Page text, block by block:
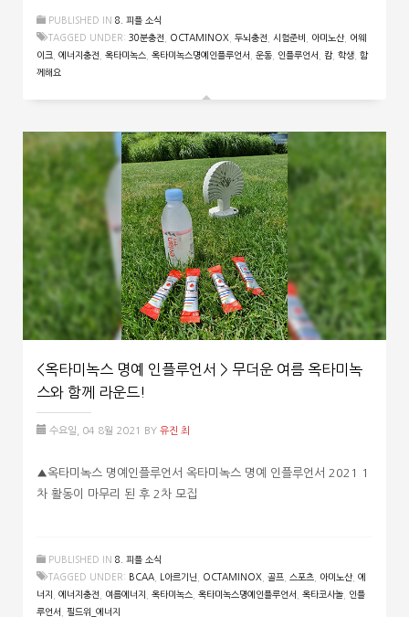
PUBLISHED IN 8. 피플 소식
TAGGED UNDER: 30분충전 OCTAMINOX 두뇌충전 시험준비 아미노산, 어웨
이크
에너지충전 옥타미녹스 옥타미녹스명예인플루언서 운동 인플루언서 캄, 학생 함
께해요
<옥타미녹스 명예 인플루언서 > 무더운 여름 옥타미녹
스와 함께 라운드!
수요일, 04 8월 2021 BY 유진 최
▲옥타미녹스 명예인플루언서 옥타미녹스 명예 인플루언서 2021 1
차 활동이 마무리 된 후 2차 모집
PUBLISHED IN 8. 피플 소식
TAGGED UNDER: BCAA L아르기닌 OCTAMINOX 골프 스포츠 아미노산, 에
너지
에너지충전 여름에너지 옥타미녹스 옥타미녹스명예인플루언서 옥타코사놀
인플
루언서
필드위_에너지